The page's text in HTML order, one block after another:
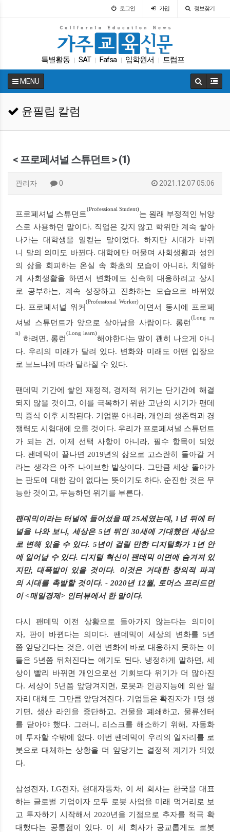
로그인 가입 정보찾기
특별활동 SAT Fafsa 입학원서 트럼프
학교급식 교육구 팝사 ACT 에세이
MENU
윤필립 칼럼
< 프로페셔널 스튜던트 > (1)
관리자 0 2021.12.07 05:06
프로페셔널 스튜던트
(Professional Student)
는 원래 부정적인 뉘앙
스로 사용하던 말이다. 직업은 갖지 않고 학위만 계속 쌓아
나가는 대학생을 일컫는 말이었다. 하지만 시대가 바뀌
니 말의 의미도 바뀐다. 대학에만 머물며 사회생활과 성인
의 삶을 회피하는 온실 속 화초의 모습이 아니라, 치열하
게 사회생활을 하면서 변화에도 신속히 대응하려고 상시
로 공부하는, 계속 성장하고 진화하는 모습으로 바뀌었
다. 프로페셔널 워커
(Professional Worker)
이면서 동시에 프로페
셔널 스튜던트가 앞으로 살아남을 사람이다. 롱런
(Long ru
n)
하려면, 롱런
(Long learn)
해야한다는 말이 괜히 나오게 아니
다. 우리의 미래가 달려 있다. 변화와 미래도 어떤 입장으
로 보느냐에 따라 달라질 수 있다.
팬데믹 기간에 쌓인 재정적, 경제적 위기는 단기간에 해결
되지 않을 것이고, 이를 극복하기 위한 고난의 시기가 팬데
믹 종식 이후 시작된다. 기업뿐 아니라, 개인의 생존력과 경
쟁력도 시험대에 오를 것이다. 우리가 프로페셔널 스튜던트
가 되는 건, 이제 선택 사항이 아니라, 필수 항목이 되었
다. 팬데믹이 끝나면 2019년의 삶으로 고스란히 돌아갈 거
라는 생각은 아주 나이브한 발상이다. 그만큼 세상 돌아가
는 판도에 대한 감이 없다는 뜻이기도 하다. 순진한 것은 무
능한 것이고, 무능하면 위기를 부른다.
팬데믹이라는 터널에 들어섰을 때 25세였는데, 1년 뒤에 터
널을 나와 보니, 세상은 5년 뒤인 30세에 기대했던 세상으
로 변해 있을 수 있다. 5년이 걸릴 만한 디지털화가 1년 안
에 일어날 수 있다. 디지털 혁신이 팬데믹 이면에 숨겨져 있
지만, 대폭발이 있을 것이다. 이것은 거대한 창의적 파괴
의 시대를 촉발할 것이다. - 2020년 12월, 토머스 프리드먼
이 <매일경제> 인터뷰에서 한 말이다.
다시 팬데믹 이전 상황으로 돌아가지 않는다는 의미이
자, 판이 바뀐다는 의미다. 팬데믹이 세상의 변화를 5년
쯤 앞당긴다는 것은, 이런 변화에 바로 대응하지 못하는 이
들은 5년쯤 뒤처진다는 얘기도 된다. 냉정하게 말하면, 세
상이 빨리 바뀌면 개인으로선 기회보다 위기가 더 많아진
다. 세상이 5년쯤 앞당겨지면, 로봇과 인공지능에 의한 일
자리 대체도 그만큼 앞당겨진다. 기업들은 확진자가 1명 생
기면, 생산 라인을 중단하고, 건물을 폐쇄하고, 물류센터
를 닫아야 했다. 그러니, 리스크를 해소하기 위해, 자동화
에 투자할 수밖에 없다. 이번 팬데믹이 우리의 일자리를 로
봇으로 대체하는 상황을 더 앞당기는 결정적 계기가 되었
다.
삼성전자, LG전자, 현대자동차, 이 세 회사는 한국을 대표
하는 글로벌 기업이자 모두 로봇 사업을 미래 먹거리로 보
고 투자하기 시작해서 2020년을 기점으로 추자를 적극 확
대했다는 공통점이 있다. 이 세 회사가 공교롭게도 로봇